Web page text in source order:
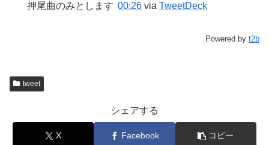
押尾曲のみとします 00:26 viaTweetDeck
Powered by t2b
tweet
シェアする
X Facebook コピー